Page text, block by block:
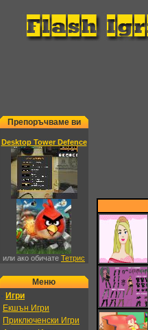
Препоръчваме ви
Desktop Tower Defence
или ако обичате Тетрис
Меню
- Игри
Екшън Игри
Приключенски Игри